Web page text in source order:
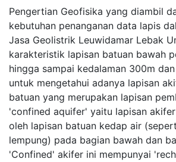
Pengertian Geofisika yang diambil
kebutuhan penanganan data lapis
Jasa Geolistrik Leuwidamar Lebak
karakteristik lapisan batuan bawah
hingga sampai kedalaman 300m
untuk mengetahui adanya lapisan
batuan yang merupakan lapisan
'confined aquifer' yaitu lapisan
oleh lapisan batuan kedap air
lempung) pada bagian bawah dan
'Confined' akifer ini mempunyai